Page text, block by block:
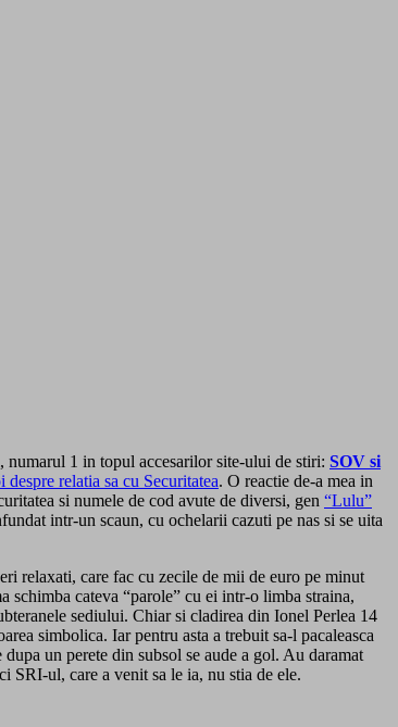
numarul 1 in topul accesarilor site-ului de stiri: SOV si
relatia sa cu Securitatea. O reactie de-a mea in
si numele de cod avute de diversi, gen “Lulu”
intr-un scaun, cu ochelarii cazuti pe nas si se uita
relaxati, care fac cu zecile de mii de euro pe minut
cateva “parole” cu ei intr-o limba straina,
sediului. Chiar si cladirea din Ionel Perlea 14
simbolica. Iar pentru asta a trebuit sa-l pacaleasca
un perete din subsol se aude a gol. Au daramat
SRI-ul, care a venit sa le ia, nu stia de ele.